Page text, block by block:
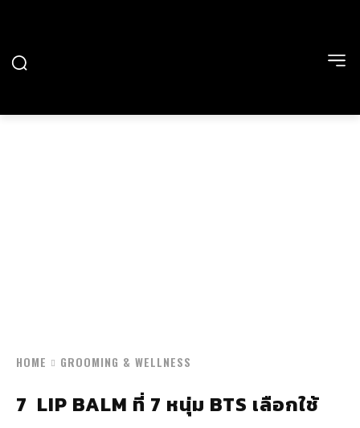
HOME GROOMING & WELLNESS
7 LIP BALM ที่ 7 หนุ่ม BTS เลือกใช้